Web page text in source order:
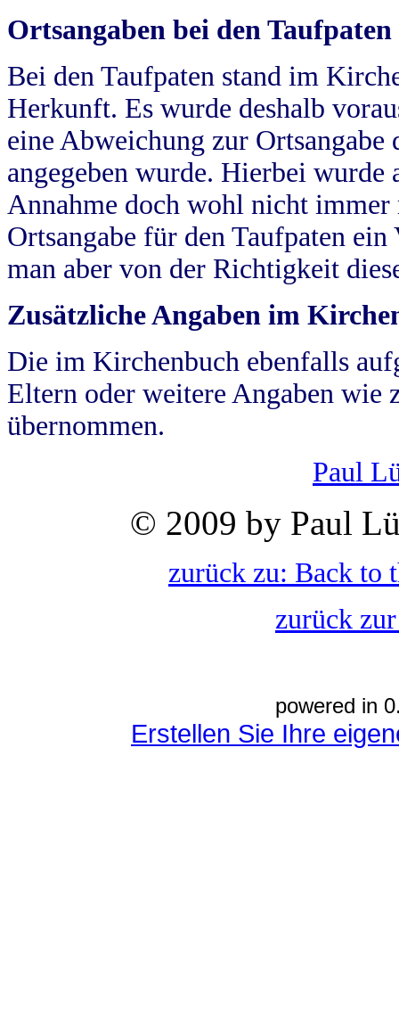
Ortsangaben bei den Taufpaten
Bei den Taufpaten stand im
Herkunft. Es wurde deshalb
eine Abweichung zur
angegeben wurde. Hierbei wurde
Annahme doch wohl nicht
Ortsangabe für den Taufpaten
man aber von der Richtigkeit
Zusätzliche Angaben im
Die im Kirchenbuch ebenfalls
Eltern oder weitere Angaben wie
übernommen.
Paul
© 2009 by Paul
zurück zu: Back to
zurück
powered in
Erstellen Sie Ihre